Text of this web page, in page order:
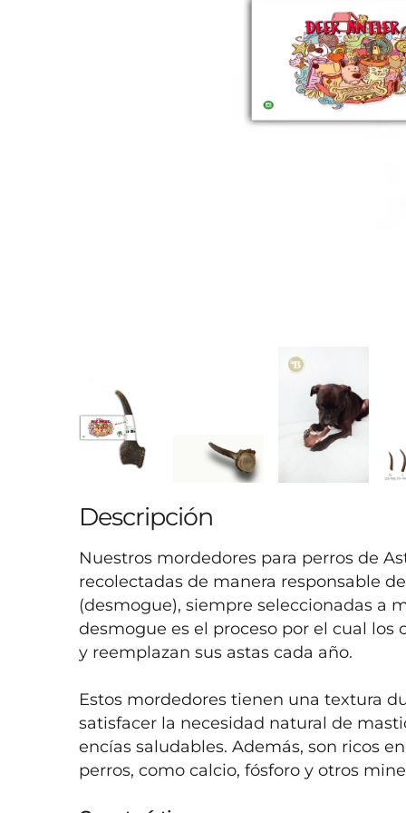
Descripción
Nuestros mordedores para perros de
recolectadas de manera responsable
(desmogue), siempre seleccionadas a
desmogue es el proceso por el cual los
y reemplazan sus astas cada año.
Estos mordedores tienen una textura
satisfacer la necesidad natural de
encías saludables. Además, son ricos
perros, como calcio, fósforo y otros